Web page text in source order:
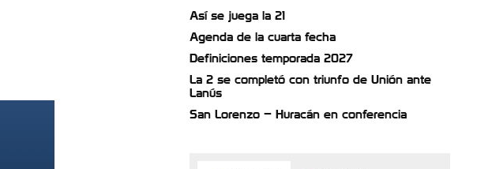
Así se juega la 21
Agenda de la cuarta fecha
Definiciones temporada 2027
La 2 se completó con triunfo de Unión ante
Lanús
San Lorenzo – Huracán en conferencia